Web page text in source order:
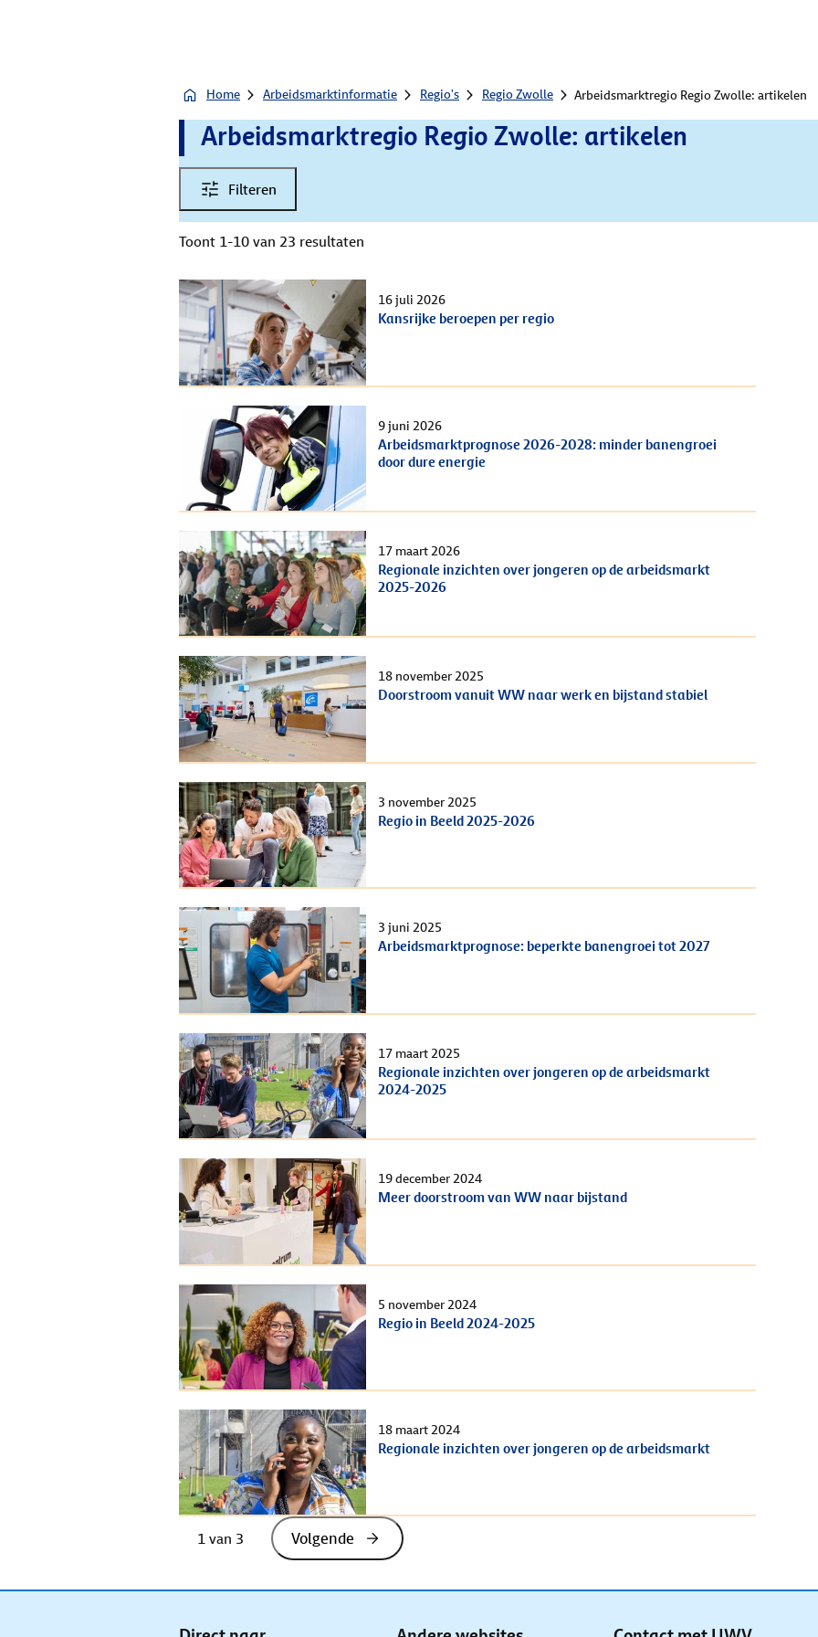
Home Arbeidsmarktinformatie Regio's Regio Zwolle Arbeidsmarktregio Regio Zwolle: artikelen
Arbeidsmarktregio Regio Zwolle: artikelen
Filteren
Toont 1-10 van 23 resultaten
16 juli 2026
Kansrijke beroepen per regio
9 juni 2026
Arbeidsmarktprognose 2026-2028: minder banengroei
door dure energie
17 maart 2026
Regionale inzichten over jongeren op de arbeidsmarkt
2025-2026
18 november 2025
Doorstroom vanuit WW naar werk en bijstand stabiel
3 november 2025
Regio in Beeld 2025-2026
3 juni 2025
Arbeidsmarktprognose: beperkte banengroei tot 2027
17 maart 2025
Regionale inzichten over jongeren op de arbeidsmarkt
2024-2025
19 december 2024
Meer doorstroom van WW naar bijstand
5 november 2024
Regio in Beeld 2024-2025
18 maart 2024
Regionale inzichten over jongeren op de arbeidsmarkt
1 van 3 Volgende